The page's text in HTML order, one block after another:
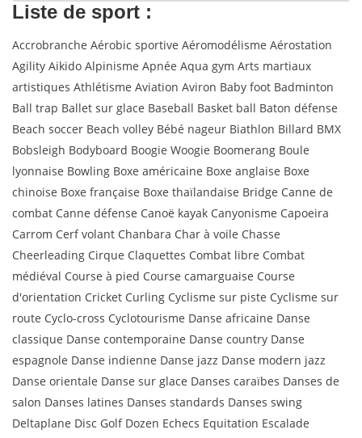
Liste de sport :
Accrobranche Aérobic sportive Aéromodélisme Aérostation
Agility Aikido Alpinisme Apnée Aqua gym Arts martiaux
artistiques Athlétisme Aviation Aviron Baby foot Badminton
Ball trap Ballet sur glace Baseball Basket ball Baton défense
Beach soccer Beach volley Bébé nageur Biathlon Billard BMX
Bobsleigh Bodyboard Boogie Woogie Boomerang Boule
lyonnaise Bowling Boxe américaine Boxe anglaise Boxe
chinoise Boxe française Boxe thaïlandaise Bridge Canne de
combat Canne défense Canoë kayak Canyonisme Capoeira
Carrom Cerf volant Chanbara Char à voile Chasse
Cheerleading Cirque Claquettes Combat libre Combat
médiéval Course à pied Course camarguaise Course
d'orientation Cricket Curling Cyclisme sur piste Cyclisme sur
route Cyclo-cross Cyclotourisme Danse africaine Danse
classique Danse contemporaine Danse country Danse
espagnole Danse indienne Danse jazz Danse modern jazz
Danse orientale Danse sur glace Danses caraïbes Danses de
salon Danses latines Danses standards Danses swing
Deltaplane Disc Golf Dozen Echecs Equitation Escalade